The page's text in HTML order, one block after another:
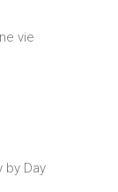
vie
by Day